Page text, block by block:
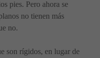
pies. Pero ahora se
no tienen más
no.
son rígidos, en lugar de